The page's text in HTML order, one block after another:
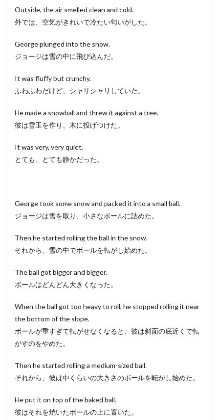
Outside, the air smelled clean and cold.
外では、空気がきれいで冷たい匂いがした。
George plunged into the snow.
ジョージは雪の中に飛び込んだ。
It was fluffy but crunchy.
ふわふわだけど、シャリシャリしていた。
He made a snowball and threw it against a tree.
彼は雪玉を作り、木に投げつけた。
It was very, very quiet.
とても、とても静かだった。
George took some snow and packed it into a small ball.
ジョージは雪を取り、小さなボールに詰めた。
Then he started rolling the ball in the snow.
それから、雪の中でボールを転がし始めた。
The ball got bigger and bigger.
ボールはどんどん大きくなった。
When the ball got too heavy to roll, he stopped rolling it near
the bottom of the slope.
ボールが重すぎて転がせなくなると、彼は斜面の底近くで転
がすのをやめた。
Then he started rolling a medium-sized ball.
それから、彼は中くらいの大きさのボールを転がし始めた。
He put it on top of the baked ball.
彼はそれを焼いたボールの上に置いた。